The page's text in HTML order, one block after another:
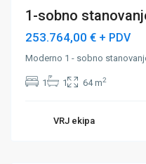
1-sobno
253.764,00 € + PDV
Moderno 1 - sobno
1 1 64 m2
VRJ ekipa